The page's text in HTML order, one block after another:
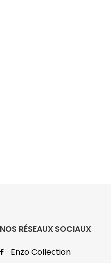
NOS RÉSEAUX SOCIAUX
Enzo Collection